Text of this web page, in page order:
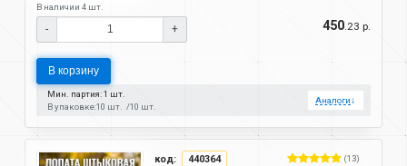
В наличии 4 шт.
- + 450 .23 р.
В корзину
Мин. партия: 1 шт.
В упаковке:10 шт. 10 шт.
Аналоги↓
код: 440364 (13)